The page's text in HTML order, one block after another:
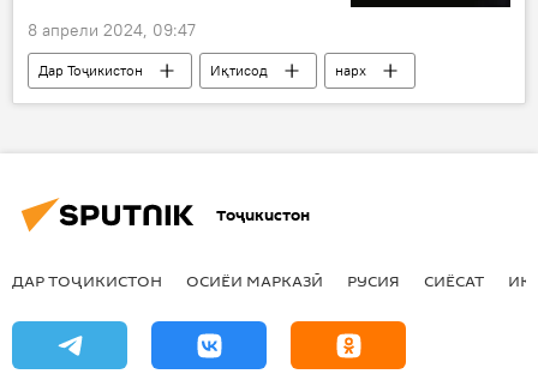
8 апрели 2024, 09:47
Дар Тоҷикистон Иқтисод
нарх
Бонки Миллӣ
қурб
доллар
Тоҷикистон
ДАР ТОҶИКИСТОН ОСИЁИ МАРКАЗӢ РУСИЯ СИЁСАТ